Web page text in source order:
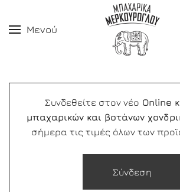
Μενού
Συνδεθείτε στον νέο Online
μπαχαρικών και βοτάνων
σήμερα τις τιμές όλων των
Σύνδεση